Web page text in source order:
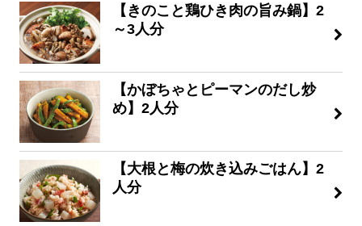
【きのこと鶏ひき肉の旨み鍋】2
～3人分
【かぼちゃとピーマンのだし炒
め】2人分
【大根と梅の炊き込みごはん】2
人分